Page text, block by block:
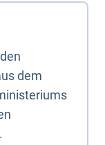
dem